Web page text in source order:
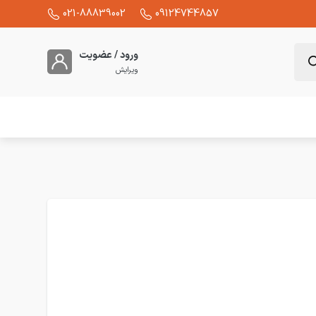
09124744857
021-88839002
ورود / عضویت
ویرایش